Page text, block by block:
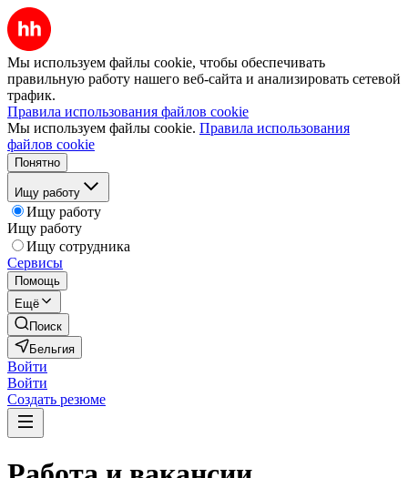
Мы используем файлы cookie, чтобы обеспечивать
правильную работу нашего веб-сайта и анализировать сетевой
трафик.
Правила использования файлов cookie
Мы используем файлы cookie. Правила использования
файлов cookie
Понятно
Ищу работу
Ищу работу
Ищу работу
Ищу сотрудника
Сервисы
Помощь
Ещё
Поиск
Бельгия
Войти
Войти
Создать резюме